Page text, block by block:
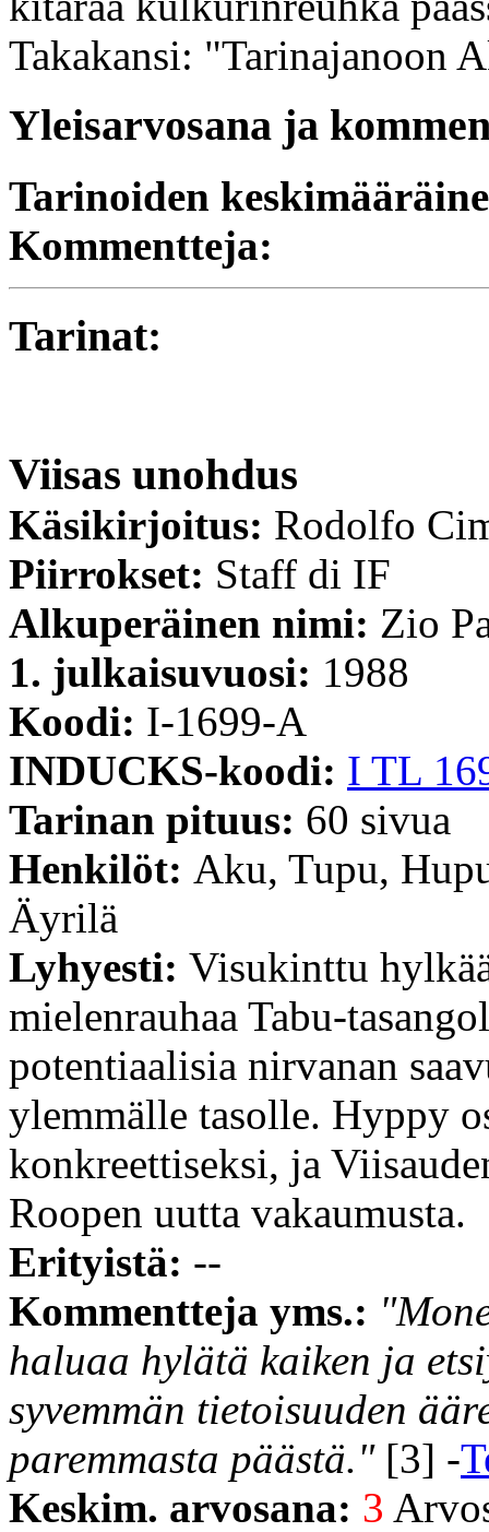
Takakansi: "Tarinajanoon
Yleisarvosana ja
Tarinoiden
Kommentteja:
Tarinat:
Viisas unohdus
Käsikirjoitus: Rodolfo
Piirrokset: Staff di IF
Alkuperäinen nimi: Zio
1. julkaisuvuosi: 1988
Koodi: I-1699-A
INDUCKS-koodi: I TL
Tarinan pituus: 60 sivua
Henkilöt: Aku, Tupu,
Äyrilä
Lyhyesti: Visukinttu
mielenrauhaa Tabu-
potentiaalisia nirvanan
ylemmälle tasolle. Hyppy
konkreettiseksi, ja
Roopen uutta vakaumusta.
Erityistä: --
Kommentteja yms.:
haluaa hylätä kaiken ja
syvemmän tietoisuuden
paremmasta päästä."[3] -
Keskim. arvosana: 3